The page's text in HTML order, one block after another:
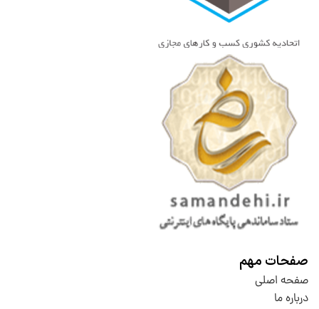
صفحات مهم
صفحه اصلی
درباره ما